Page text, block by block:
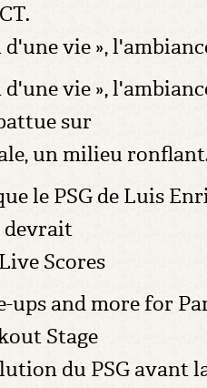
vie »,
d'une vie »,
sur
un milieu
le PSG de Luis
devrait
Scores
ups and more for
Stage
du PSG avant